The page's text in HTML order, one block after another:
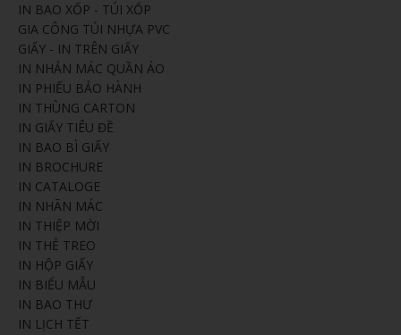
IN BAO XỐP - TÚI XỐP
GIA CÔNG TÚI NHỰA PVC
GIẤY - IN TRÊN GIẤY
IN NHẢN MÁC QUẦN ÁO
IN PHIẾU BẢO HÀNH
IN THÙNG CARTON
IN GIẤY TIÊU ĐỀ
IN BAO BÌ GIẤY
IN BROCHURE
IN CATALOGE
IN NHÃN MÁC
IN THIỆP MỜI
IN THẺ TREO
IN HỘP GIẤY
IN BIỂU MẪU
IN BAO THƯ
IN LỊCH TẾT